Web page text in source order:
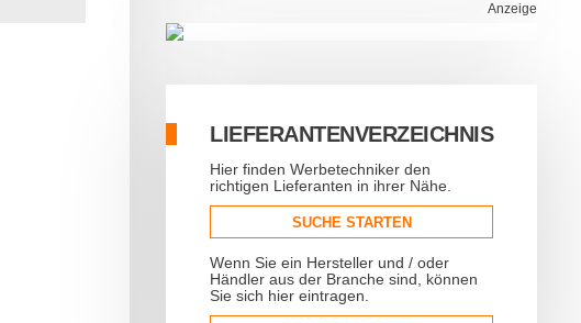
Anzeige
LIEFERANTENVERZEICHNIS
Hier finden Werbetechniker den
richtigen Lieferanten in ihrer Nähe.
SUCHE STARTEN
Wenn Sie ein Hersteller und / oder
Händler aus der Branche sind, können
Sie sich hier eintragen.